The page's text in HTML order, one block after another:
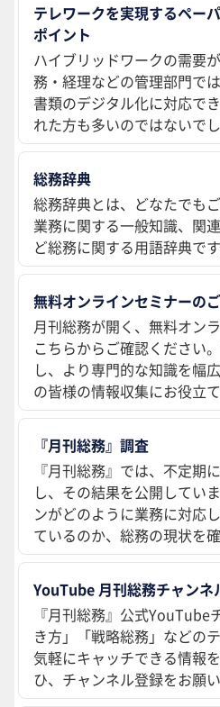
テレワークを実現するペー
ポイント
ハイブリッドワークの需要
務・経理などの管理部門で
書類のデジタル化に対応で
れた方も多いのではないでし
総務辞典
総務辞典とは、どなたでも
業務に関する一般知識、関
ど総務に関する用語辞典です
無料オンラインセミナーの
月刊総務が開く、無料オン
こちらからご確認ください
し、より専門的な知識を幅
の皆様の情報収集にお役立て
『月刊総務』調査
『月刊総務』では、不定期
し、その結果を公開してい
ンがどのように業務に対応
ているのか、総務の現状を
YouTube 月刊総務チャンネ
『月刊総務』公式
き方」「戦略総務」などの
気軽にキャッチできる情報
ひ、チャンネル登録をお願